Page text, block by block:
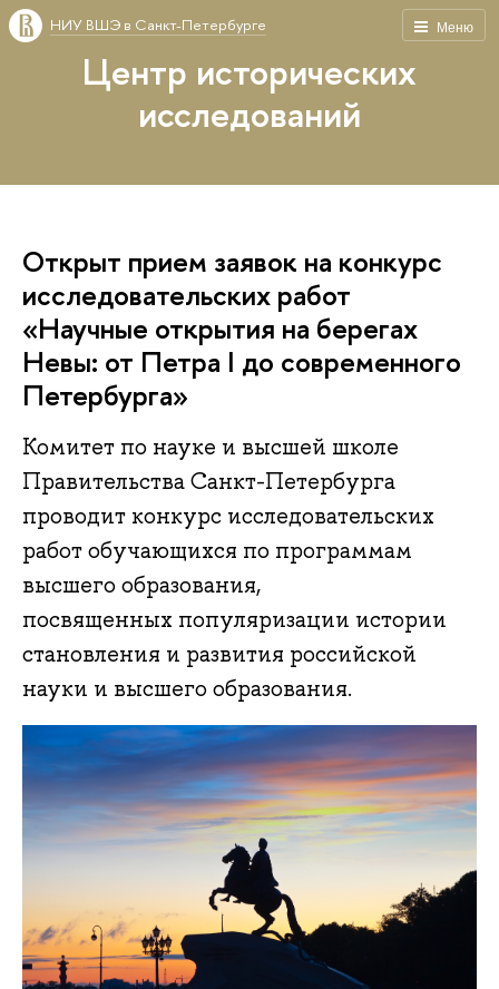
Меню
НИУ ВШЭ в Санкт-Петербурге
Центр исторических
исследований
Открыт прием заявок на конкурс
исследовательских работ
«Научные открытия на берегах
Невы: от Петра I до современного
Петербурга»
Комитет по науке и высшей школе
Правительства Санкт-Петербурга
проводит конкурс исследовательских
работ обучающихся по программам
высшего образования,
посвященных популяризации истории
становления и развития российской
науки и высшего образования.